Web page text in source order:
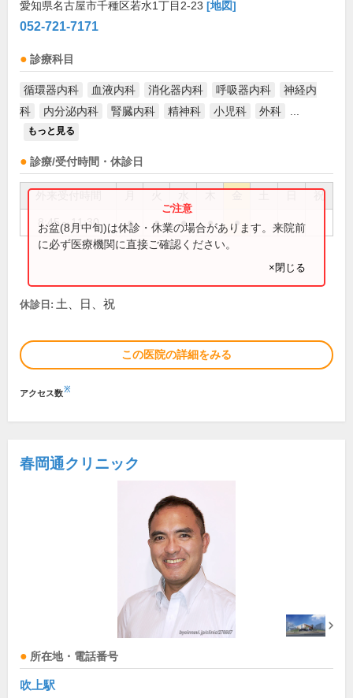
愛知県名古屋市千種区若水1丁目2-23 [地図]
052-721-7171
診療科目
循環器内科 血液内科 消化器内科 呼吸器内科
神経内
科
内分泌内科 腎臓内科 精神科 小児科 外科
もっと見る
診療/受付時間・休診日
祝
8:45～11:30 ● ● ● ● ●
お盆(8月中旬)は休診・休業の場合があります。来院前
に必ず医療機関に直接ご確認ください。
×閉じる
休診日: 土、日、祝
この医院の詳細をみる
アクセス数※
春岡通クリニック
所在地・電話番号
吹上駅